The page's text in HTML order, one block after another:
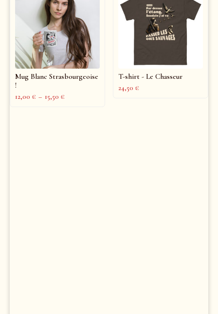
Mug Blanc Strasbourgeoise
!
12,00 € – 15,50 €
T-shirt - Le Chasseur
24,50 €